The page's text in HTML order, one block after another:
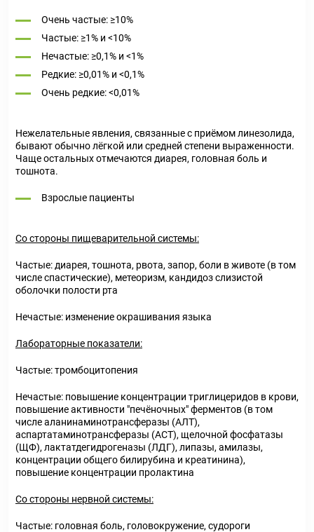
Очень частые: ≥10%
Частые: ≥1% и <10%
Нечастые: ≥0,1% и <1%
Редкие: ≥0,01% и <0,1%
Очень редкие: <0,01%
Нежелательные явления, связанные с приёмом линезолида,
бывают обычно лёгкой или средней степени выраженности.
Чаще остальных отмечаются диарея, головная боль и
тошнота.
Взрослые пациенты
Со стороны пищеварительной системы:
Частые: диарея, тошнота, рвота, запор, боли в животе (в том
числе спастические), метеоризм, кандидоз слизистой
оболочки полости рта
Нечастые: изменение окрашивания языка
Лабораторные показатели:
Частые: тромбоцитопения
Нечастые: повышение концентрации триглицеридов в крови,
повышение активности "печёночных" ферментов (в том
числе аланинаминотрансферазы (АЛТ),
аспартатаминотрансферазы (ACT), щелочной фосфатазы
(ЩФ), лактатдегидрогеназы (ЛДГ), липазы, амилазы,
концентрации общего билирубина и креатинина),
повышение концентрации пролактина
Со стороны нервной системы:
Частые: головная боль, головокружение, судороги